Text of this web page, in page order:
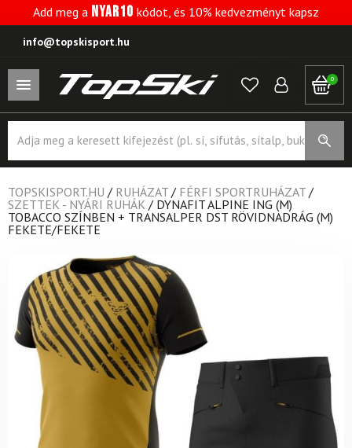
Add meg a NYAR10 kódot, és 10% kedvezményt kapsz
info@topskisport.hu
0
search
TOPSKISPORT.HU / RUHÁZAT / FÉRFI SPORTRUHÁZAT /
SZETTEK - NYÁRI RUHÁK / DYNAFIT ALPINE ING (M)
TOBACCO SZÍNBEN + TRANSALPER DST RÖVIDNADRÁG (M)
FEKETE/FEKETE